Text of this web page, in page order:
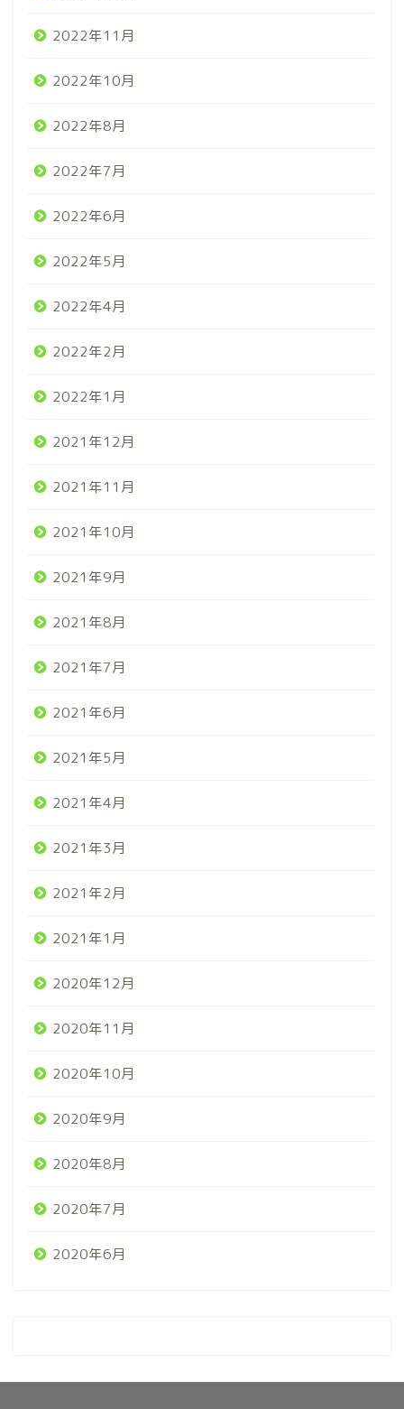
2022年11月
2022年10月
2022年8月
2022年7月
2022年6月
2022年5月
2022年4月
2022年2月
2022年1月
2021年12月
2021年11月
2021年10月
2021年9月
2021年8月
2021年7月
2021年6月
2021年5月
2021年4月
2021年3月
2021年2月
2021年1月
2020年12月
2020年11月
2020年10月
2020年9月
2020年8月
2020年7月
2020年6月